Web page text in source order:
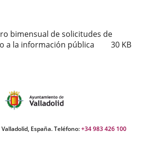
bimensual de solicitudes de
a la información pública
30 KB
España. Teléfono:+34 983 426 100